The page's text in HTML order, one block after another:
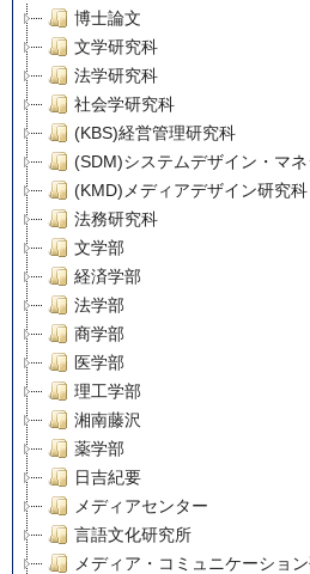
博士論文
文学研究科
法学研究科
社会学研究科
(KBS)経営管理研究科
(SDM)システムデザイン・マ
(KMD)メディアデザイン研究科
法務研究科
文学部
経済学部
法学部
商学部
医学部
理工学部
湘南藤沢
薬学部
日吉紀要
メディアセンター
言語文化研究所
メディア・コミュニケーショ